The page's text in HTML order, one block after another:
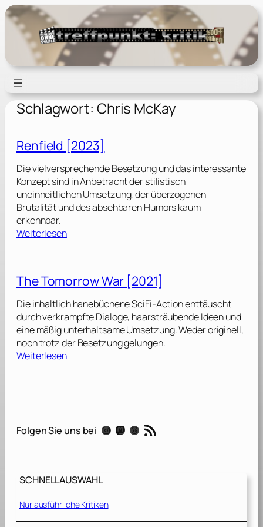
Zum
Inhalt
springen
Schlagwort: Chris McKay
Renfield [2023]
Die vielversprechende Besetzung und das interessante
Konzept sind in Anbetracht der stilistisch
uneinheitlichen Umsetzung, der überzogenen
Brutalität und des absehbaren Humors kaum
erkennbar.
Weiterlesen:
f
i
e
l
d
[
2
The Tomorrow War [2021]
Die inhaltlich hanebüchene SciFi-Action enttäuscht
durch verkrampfte Dialoge, haarsträubende Ideen und
eine mäßig unterhaltsame Umsetzung. Weder originell,
noch trotz der Besetzung gelungen.
Weiterlesen:
m
o
W
a
Folgen Sie uns bei Instagram Mastodon Threads RSS-Feed
SCHNELLAUSWAHL
Nur ausführliche Kritiken